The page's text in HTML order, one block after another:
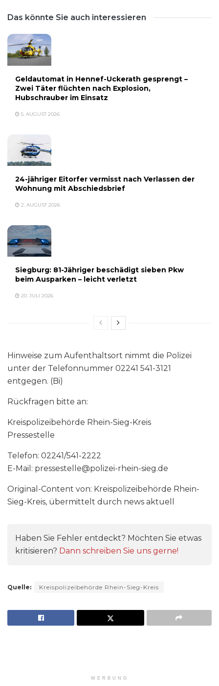
Das könnte Sie auch interessieren
Geldautomat in Hennef-Uckerath gesprengt –
Zwei Täter flüchten nach Explosion,
Hubschrauber im Einsatz
5. AUGUST 2026
24-jähriger Eitorfer vermisst nach Verlassen der
Wohnung mit Abschiedsbrief
2. AUGUST 2026
Siegburg: 81-Jähriger beschädigt sieben Pkw
beim Ausparken – leicht verletzt
20. JULI 2026
Hinweise zum Aufenthaltsort nimmt die Polizei
unter der Telefonnummer 02241 541-3121
entgegen. (Bi)
Rückfragen bitte an:
Kreispolizeibehörde Rhein-Sieg-Kreis
Pressestelle
Telefon: 02241/541-2222
E-Mail: pressestelle@polizei-rhein-sieg.de
Original-Content von: Kreispolizeibehörde Rhein-
Sieg-Kreis, übermittelt durch news aktuell
Haben Sie Fehler entdeckt? Möchten Sie etwas
kritisieren? Dann schreiben Sie uns gerne!
Quelle: Kreispolizeibehörde Rhein-Sieg-Kreis
WERBUNG